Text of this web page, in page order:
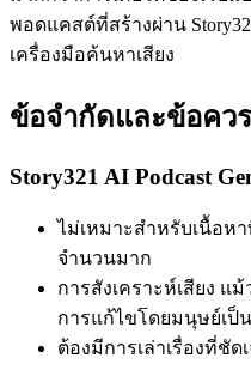
พอดแคสต์ที่สร้างผ่าน
เครื่องมือค้นหาเสียง
ข้อจำกัดและข้อคว
Story321 AI Podcast
ไม่เหมาะสำหรับเนื้อห
จำนวนมาก
การสังเคราะห์เสียง แ
การแก้ไขโดยมนุษย์เป็
ต้องมีการเล่าเรื่องที่ชั